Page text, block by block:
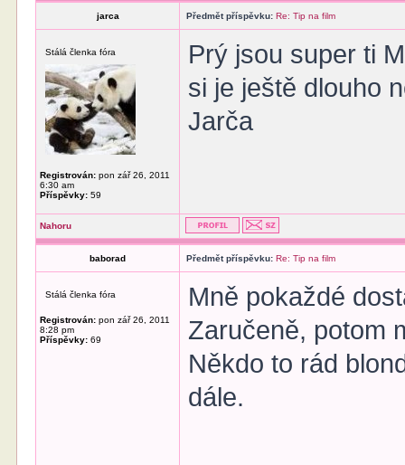
jarca Předmět příspěvku: Re: Tip na film
Stálá členka fóra
Registrován: pon zář 26, 2011
6:30 am
Příspěvky: 59
Prý jsou super ti
si je ještě dlouho
Jarča
Nahoru
baborad Předmět příspěvku: Re: Tip na film
Stálá členka fóra
Registrován: pon zář 26, 2011
8:28 pm
Příspěvky: 69
Mně pokaždé
Zaručeně, potom
Někdo to rád
dále.